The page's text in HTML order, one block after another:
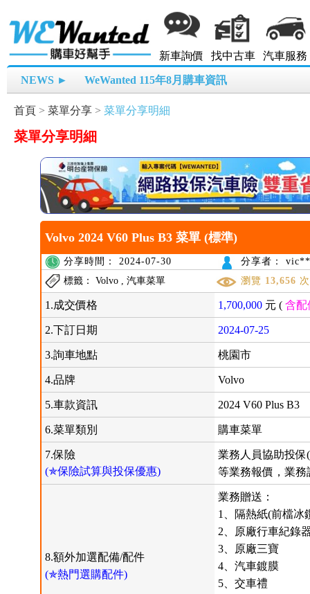
新車詢價 找中古車 汽車服務
NEWS ► WeWanted 115年8月購車資訊
首頁 > 菜單分享 > 菜單分享明細
菜單分享明細
Volvo 2024 V60 Plus B3 菜單 (標準)
分享時間： 2024-07-30
分享者：
標籤： Volvo , 汽車菜單
瀏覽 13,656 次
1.成交價格 1,700,000 元 (含配
2.下訂日期 2024-07-25
3.詢車地點 桃園市
4.品牌 Volvo
5.車款資訊 2024 V60 Plus B3
6.菜單類別 購車菜單
7.保險
(✯保險試算與投保優惠)
業務人員協助投保
等業務報價，業務
8.額外加選配備/配件
(✯熱門選購配件)
業務贈送：
1、隔熱紙(前檔冰
2、原廠行車紀錄
3、原廠三寶
4、汽車鍍膜
5、交車禮